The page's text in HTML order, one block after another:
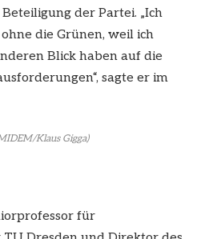
der Partei. „Ich
die Grünen, weil ich
Blick haben auf die
sagte er im
Klaus Gigga)
für